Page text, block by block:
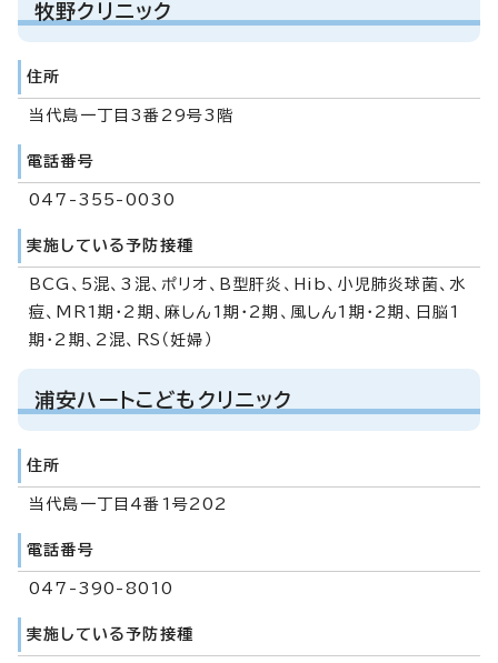
牧野クリニック
住所
当代島一丁目3番29号3階
電話番号
047-355-0030
実施している予防接種
BCG、5混、3混、ポリオ、B型肝炎、Hib、小児肺炎球菌、水
痘、MR1期・2期、麻しん1期・2期、風しん1期・2期、日脳1
期・2期、2混、RS（妊婦）
浦安ハートこどもクリニック
住所
当代島一丁目4番1号202
電話番号
047-390-8010
実施している予防接種